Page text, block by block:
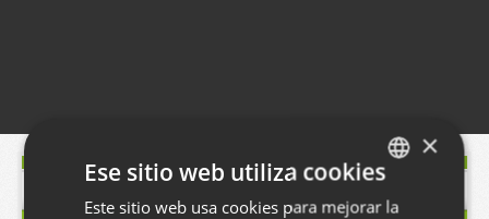
BASQUE
×
Ese sitio web utiliza cookies
Este sitio web usa cookies para mejorar la